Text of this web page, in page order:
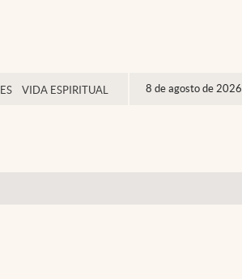
VIDA ESPIRITUAL 8 de agosto de 2026